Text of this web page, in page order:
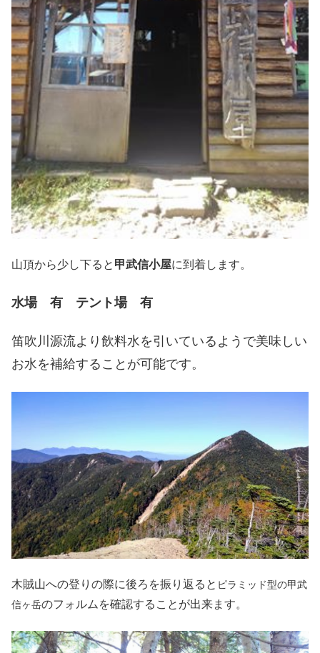
山頂から少し下ると 甲武信小屋に到着します。
水場 有 テント場 有
笛吹川源流より飲料水を引いているようで美味しい
お水を補給することが可能です。
木賊山への登りの際に後ろを振り返ると ピラミッド型の甲武
信ヶ岳のフォルムを確認することが出来ます。